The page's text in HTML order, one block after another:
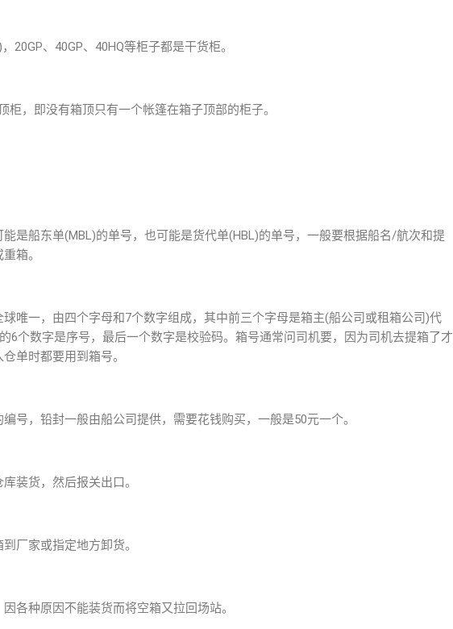
20GP、40GP、40HQ等柜子都是干货柜。
柜，即没有箱顶只有一个帐篷在箱子顶部的柜子。
是船东单(MBL)的单号，也可能是货代单(HBL)的单号，一般要根据船名/航次和提
箱。
唯一，由四个字母和7个数字组成，其中前三个字母是箱主(船公司或租箱公司)代
6个数字是序号，最后一个数字是校验码。箱号通常问司机要，因为司机去提箱了才
单时都要用到箱号。
号，铅封一般由船公司提供，需要花钱购买，一般是50元一个。
装货，然后报关出口。
到厂家或指定地方卸货。
各种原因不能装货而将空箱又拉回场站。